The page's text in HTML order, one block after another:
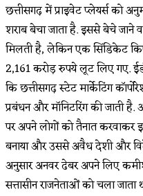
छत्तीसगढ़ में प्राइवेट प्लेयर्स
शराब बेचा जाता है. इससे बेचे जाने
मिलती है, लेकिन एक सिंडिकेट
2,161 करोड़ रुपये लूट लिए गए.
कि छत्तीसगढ़ स्टेट मार्केटिंग
प्रबंधन और मॉनिटरिंग की
पर अपने लोगों को तैनात करवाकर
बनाया और उससे अवैध देशी और
अनुसार अनवर ढेबर अपने लिए
सत्तासीन राजनेताओं को चला जाता